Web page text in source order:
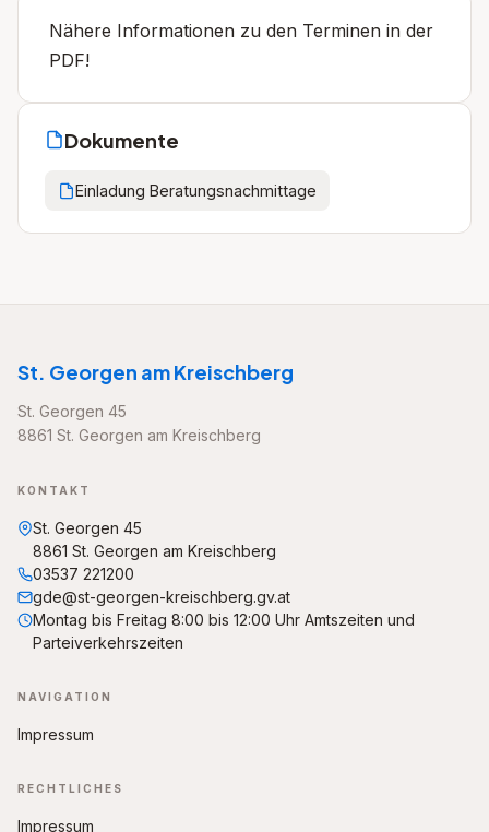
Nähere Informationen zu den Terminen in der
PDF!
Dokumente
Einladung Beratungsnachmittage
St. Georgen am Kreischberg
St. Georgen 45
8861 St. Georgen am Kreischberg
KONTAKT
St. Georgen 45
8861 St. Georgen am Kreischberg
03537 221200
gde@st-georgen-kreischberg.gv.at
Montag bis Freitag 8:00 bis 12:00 Uhr Amtszeiten und
Parteiverkehrszeiten
NAVIGATION
Impressum
RECHTLICHES
Impressum